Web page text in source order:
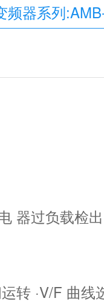
频器系列
器过负载检
转 ·V/F 曲线